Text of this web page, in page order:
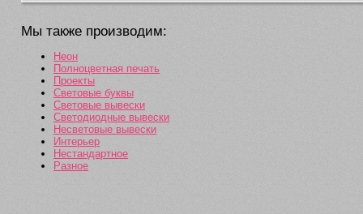
Мы также производим:
Неон
Полноцветная печать
Проекты
Световые буквы
Световые вывески
Светодиодные вывески
Несветовые вывески
Интерьер
Нестандартное
Разное